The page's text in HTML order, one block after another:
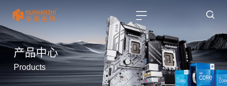
产品中心
Products